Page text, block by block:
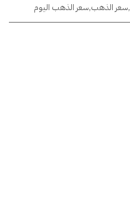
,سعر الذهب,سعر الذهب اليوم